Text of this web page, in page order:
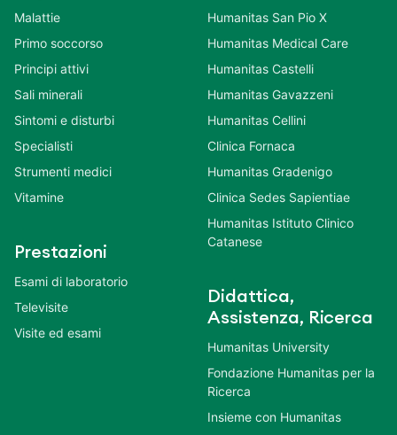
Malattie
Primo soccorso
Principi attivi
Sali minerali
Sintomi e disturbi
Specialisti
Strumenti medici
Vitamine
Prestazioni
Esami di laboratorio
Televisite
Visite ed esami
Humanitas San Pio X
Humanitas Medical Care
Humanitas Castelli
Humanitas Gavazzeni
Humanitas Cellini
Clinica Fornaca
Humanitas Gradenigo
Clinica Sedes Sapientiae
Humanitas Istituto Clinico
Catanese
Didattica,
Assistenza, Ricerca
Humanitas University
Fondazione Humanitas per la
Ricerca
Insieme con Humanitas